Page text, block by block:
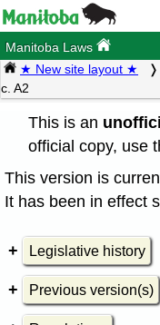
Manitoba Laws
★ New site layout ★
c. A2
This is an
official copy, use
This version is
It has been in effect
Legislative history
Previous version(s)